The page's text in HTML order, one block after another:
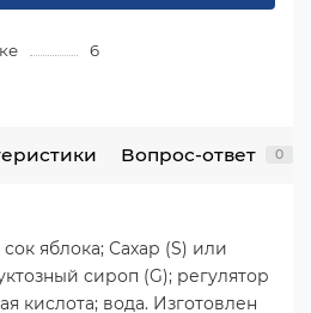
6
Вопрос-ответ 0
яблока; Сахар (S) или
сироп (G); регулятор
кислота; вода. Изготовлен